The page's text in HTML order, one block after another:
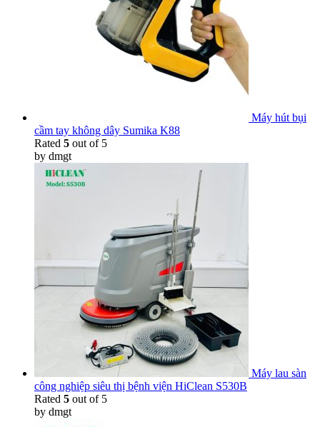
Máy hút bụi
cầm tay không dây Sumika K88
Rated 5 out of 5
by dmgt
Máy lau sàn
công nghiệp siêu thị bệnh viện HiClean S530B
Rated 5 out of 5
by dmgt